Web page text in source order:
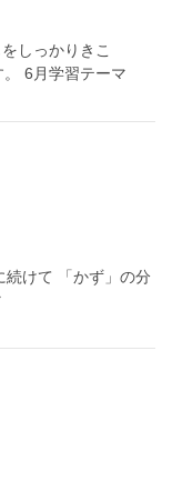
しっかりきこ
6月学習テーマ
続けて 「かず」の分